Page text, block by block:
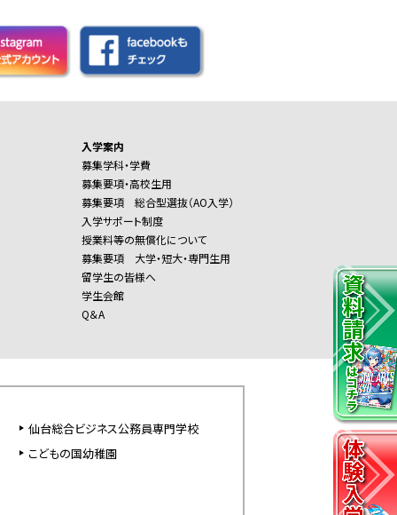
入学案内
募集学科・学費
募集要項・高校生用
募集要項 総合型選抜（AO入学）
入学サポート制度
授業料等の無償化について
募集要項 大学・短大・専門生用
留学生の皆様へ
学生会館
Q＆A
仙台総合ビジネス公務員専門学校
こどもの国幼稚園